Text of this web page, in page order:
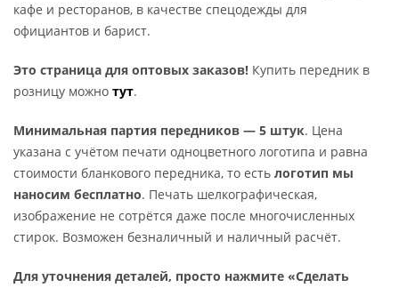
кафе и ресторанов, в качестве спецодежды для
официантов и барист.
Это страница для оптовых заказов! Купить передник в
розницу можно тут.
Минимальная партия передников — 5 штук. Цена
указана с учётом печати одноцветного логотипа и равна
стоимости бланкового передника, то есть логотип мы
наносим бесплатно. Печать шелкографическая,
изображение не сотрётся даже после многочисленных
стирок. Возможен безналичный и наличный расчёт.
Для уточнения деталей, просто нажмите «Сделать